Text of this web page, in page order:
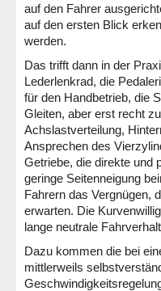
auf den Fahrer
auf den ersten Blick
werden.
Das trifft dann in der
Lederlenkrad, die
für den Handbetrieb, die
Gleiten, aber erst recht
Achslastverteilung,
Ansprechen des
Getriebe, die direkte und
geringe Seitenneigung
Fahrern das Vergnügen,
erwarten. Die
lange neutrale
Dazu kommen die bei
mittlerweils